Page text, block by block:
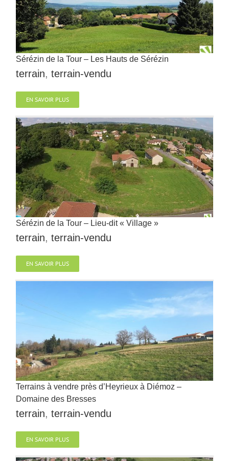
Sérézin de la Tour – Les Hauts de Sérézin
terrain, terrain-vendu
EN SAVOIR PLUS
Sérézin de la Tour – Lieu-dit « Village »
terrain, terrain-vendu
EN SAVOIR PLUS
Terrains à vendre près d’Heyrieux à Diémoz –
Domaine des Bresses
terrain, terrain-vendu
EN SAVOIR PLUS